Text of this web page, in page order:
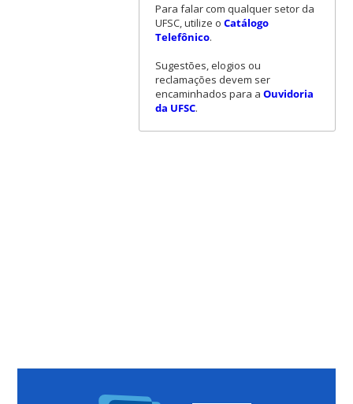
Para falar com qualquer setor da
UFSC, utilize o Catálogo
Telefônico.
Sugestões, elogios ou
reclamações devem ser
encaminhados para a Ouvidoria
da UFSC.